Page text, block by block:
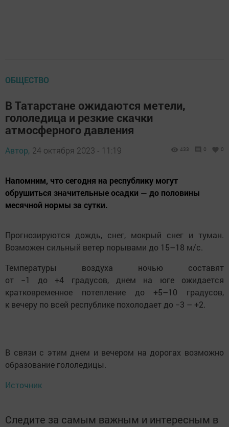
ОБЩЕСТВО
В Татарстане ожидаются метели,
гололедица и резкие скачки
атмосферного давления
Автор, 24 октября 2023 - 11:19 433 0 0
Напомним, что сегодня на республику могут
обрушиться значительные осадки — до половины
месячной нормы за сутки.
Прогнозируются дождь, снег, мокрый снег и туман.
Возможен сильный ветер порывами до 15–18 м/с.
Температуры воздуха ночью составят
от −1 до +4 градусов, днем на юге ожидается
кратковременное потепление до +5–10 градусов,
к вечеру по всей республике похолодает до −3 – +2.
В связи с этим днем и вечером на дорогах возможно
образование гололедицы.
Источник
Следите за самым важным и интересным в